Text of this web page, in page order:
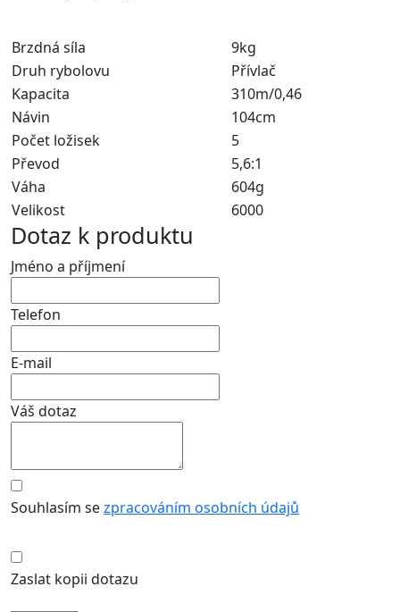
Brzdná síla
9kg
Druh rybolovu
Přívlač
Kapacita
310m/0,46
Návin
104cm
Počet ložisek
5
Převod
5,6:1
Váha
604g
Velikost
6000
Dotaz k produktu
Jméno a příjmení
Telefon
E-mail
Váš dotaz
Souhlasím sezpracováním osobních údajů
Zaslat kopii dotazu